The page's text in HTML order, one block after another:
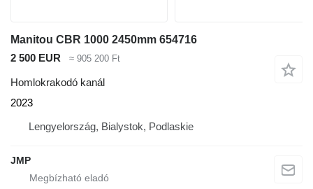
Manitou CBR 1000 2450mm 654716
2 500 EUR
≈ 905 200 Ft
Homlokrakodó kanál
2023
Lengyelország, Bialystok, Podlaskie
JMP